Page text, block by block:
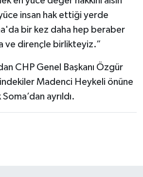
insan hak ettiği yerde
bir kez daha hep beraber
ve dirençle birlikteyiz.”
CHP Genel Başkanı Özgür
Madenci Heykeli önüne
ayrıldı.